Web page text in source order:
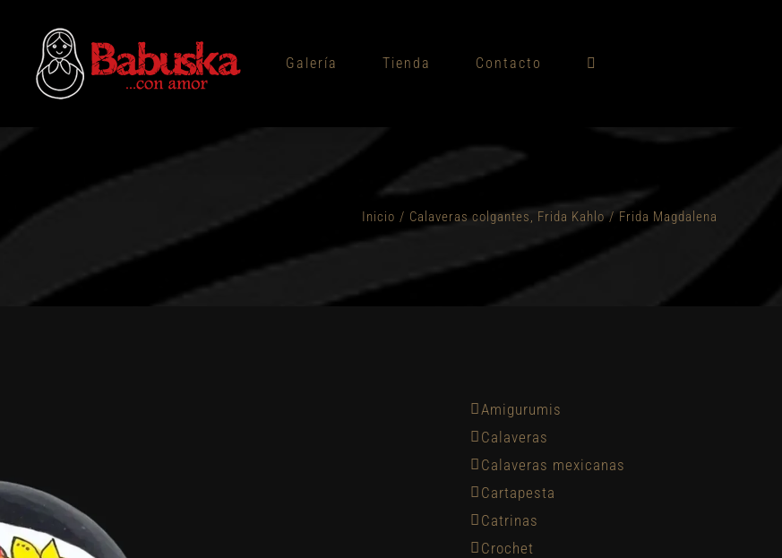
Galería Tienda Contacto
Inicio / Calaveras colgantes, Frida Kahlo / Frida Magdalena
Amigurumis
Calaveras
Calaveras mexicanas
Cartapesta
Catrinas
Crochet